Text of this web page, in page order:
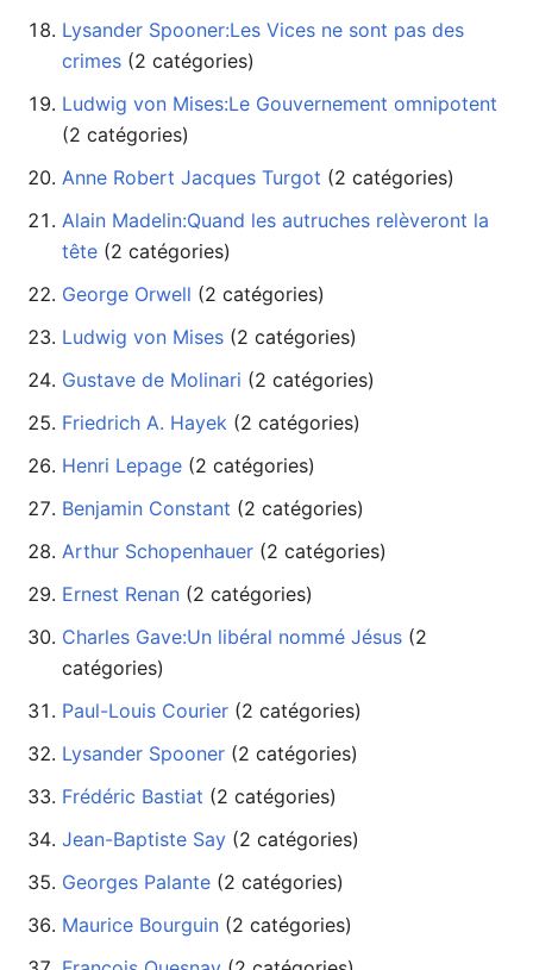
Lysander Spooner:Les Vices ne sont pas des
crimes ‏‎ (2 catégories)
Ludwig von Mises:Le Gouvernement omnipotent
(2 catégories)
Anne Robert Jacques Turgot ‏‎ (2 catégories)
Alain Madelin:Quand les autruches relèveront la
tête ‏‎ (2 catégories)
George Orwell ‏‎ (2 catégories)
Ludwig von Mises ‏‎ (2 catégories)
Gustave de Molinari ‏‎ (2 catégories)
Friedrich A. Hayek ‏‎ (2 catégories)
Henri Lepage ‏‎ (2 catégories)
Benjamin Constant ‏‎ (2 catégories)
Arthur Schopenhauer ‏‎ (2 catégories)
Ernest Renan ‏‎ (2 catégories)
Charles Gave:Un libéral nommé Jésus
catégories)
Paul-Louis Courier ‏‎ (2 catégories)
Lysander Spooner ‏‎ (2 catégories)
Frédéric Bastiat ‏‎ (2 catégories)
Jean-Baptiste Say ‏‎ (2 catégories)
Georges Palante ‏‎ (2 catégories)
Maurice Bourguin ‏‎ (2 catégories)